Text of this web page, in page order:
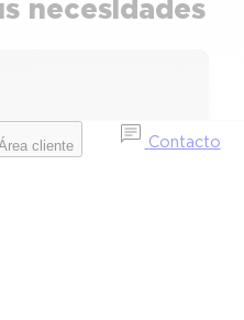
cliente Contacto
necesidades